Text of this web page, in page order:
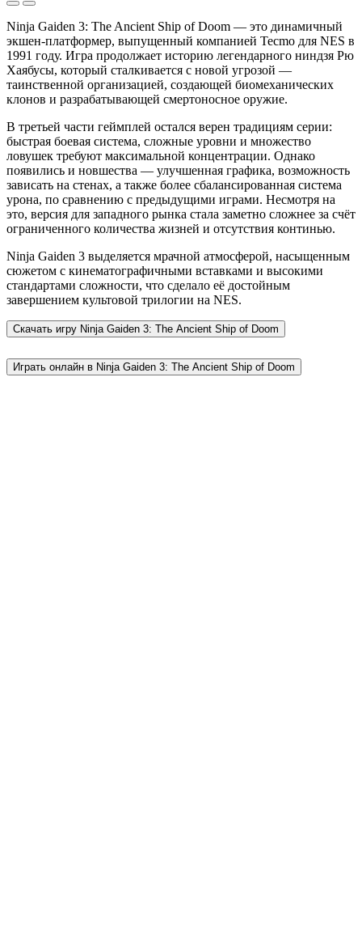
Ninja Gaiden 3: The Ancient Ship of Doom — это динамичный
экшен-платформер, выпущенный компанией Tecmo для NES в
1991 году. Игра продолжает историю легендарного ниндзя Рю
Хаябусы, который сталкивается с новой угрозой —
таинственной организацией, создающей биомеханических
клонов и разрабатывающей смертоносное оружие.
В третьей части геймплей остался верен традициям серии:
быстрая боевая система, сложные уровни и множество
ловушек требуют максимальной концентрации. Однако
появились и новшества — улучшенная графика, возможность
зависать на стенах, а также более сбалансированная система
урона, по сравнению с предыдущими играми. Несмотря на
это, версия для западного рынка стала заметно сложнее за счёт
ограниченного количества жизней и отсутствия континью.
Ninja Gaiden 3 выделяется мрачной атмосферой, насыщенным
сюжетом с кинематографичными вставками и высокими
стандартами сложности, что сделало её достойным
завершением культовой трилогии на NES.
Скачать игру Ninja Gaiden 3: The Ancient Ship of Doom
Играть онлайн в Ninja Gaiden 3: The Ancient Ship of Doom